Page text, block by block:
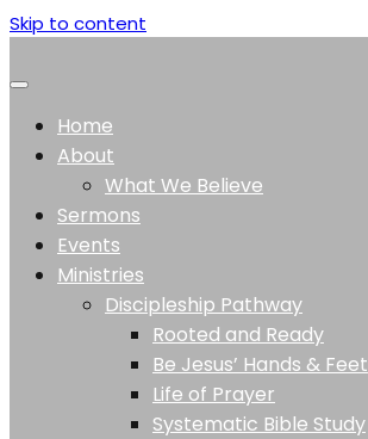
Skip to content
Home
About
What We Believe
Sermons
Events
Ministries
Discipleship Pathway
Rooted and Ready
Be Jesus’ Hands & Feet
Life of Prayer
Systematic Bible Study